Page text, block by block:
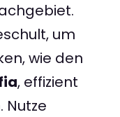
um
wie den
, effizient
Nutze